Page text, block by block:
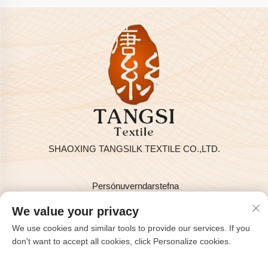
SHAOXING TANGSILK TEXTILE CO.,LTD.
Persónuverndarstefna
Höfundarréttur © 2025 hjá SHAOXING TANGSILK TEXTILE
CO.,LTD
Hafðu samband
We value your privacy
We use cookies and similar tools to provide our services. If you
don't want to accept all cookies, click Personalize cookies.